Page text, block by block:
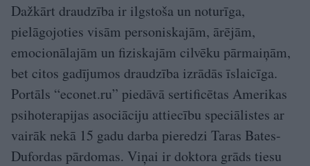
Dažkārt draudzība ir ilgstoša un noturīga,
pielāgojoties visām personiskajām, ārējām,
emocionālajām un fiziskajām cilvēku pārmaiņām,
bet citos gadījumos draudzība izrādās īslaicīga.
Portāls “econet.ru” piedāvā sertificētas Amerikas
psihoterapijas asociāciju attiecību speciālistes ar
vairāk nekā 15 gadu darba pieredzi Taras Bates-
Dufordas pārdomas. Viņai ir doktora grāds tiesu